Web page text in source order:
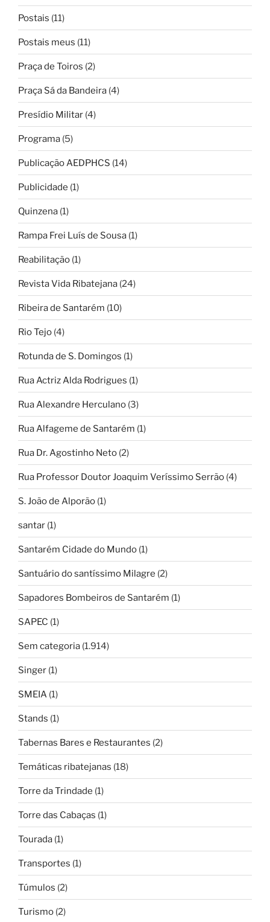
Postais (11)
Postais meus (11)
Praça de Toiros (2)
Praça Sá da Bandeira (4)
Presídio Militar (4)
Programa (5)
Publicação AEDPHCS (14)
Publicidade (1)
Quinzena (1)
Rampa Frei Luís de Sousa (1)
Reabilitação (1)
Revista Vida Ribatejana (24)
Ribeira de Santarém (10)
Rio Tejo (4)
Rotunda de S. Domingos (1)
Rua Actriz Alda Rodrigues (1)
Rua Alexandre Herculano (3)
Rua Alfageme de Santarém (1)
Rua Dr. Agostinho Neto (2)
Rua Professor Doutor Joaquim Veríssimo Serrão (4)
S. João de Alporão (1)
santar (1)
Santarém Cidade do Mundo (1)
Santuário do santíssimo Milagre (2)
Sapadores Bombeiros de Santarém (1)
SAPEC (1)
Sem categoria (1.914)
Singer (1)
SMEIA (1)
Stands (1)
Tabernas Bares e Restaurantes (2)
Temáticas ribatejanas (18)
Torre da Trindade (1)
Torre das Cabaças (1)
Tourada (1)
Transportes (1)
Túmulos (2)
Turismo (2)